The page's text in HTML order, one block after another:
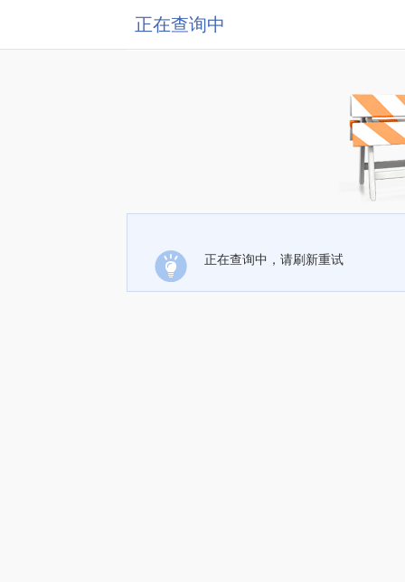
正在查询中
正在查询中，请刷新重试